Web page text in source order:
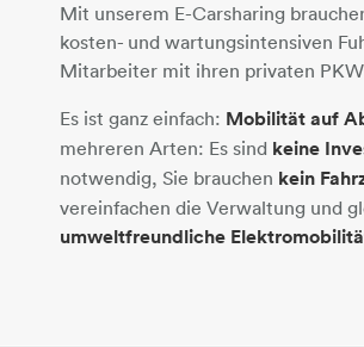
Mit unserem E-Carsharing
kosten- und wartungsintensiven
Mitarbeiter mit ihren privaten
Es ist ganz einfach: Mobilität auf
mehreren Arten: Es sind keine
notwendig, Sie brauchen kein
vereinfachen die Verwaltung und
umweltfreundliche